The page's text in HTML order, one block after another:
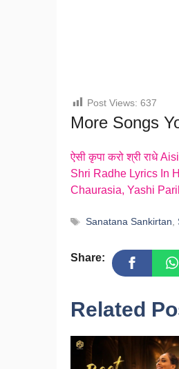
Post Views: 637
More Songs
ऐसी कृपा करो श्री राधे
Shri Radhe Lyrics In
Chaurasia, Yashi
Tags
Sanatana Sankirtan,
Share:
Related